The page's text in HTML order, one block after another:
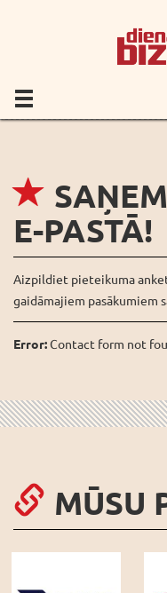
E-PASTĀ!
Aizpildiet pieteikuma
gaidāmajiem pasākumiem
Error:Contact form not
MŪSU